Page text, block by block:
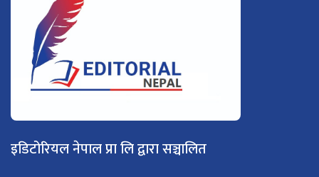
इडिटोरियल नेपाल प्रा लि द्वारा सञ्चालित